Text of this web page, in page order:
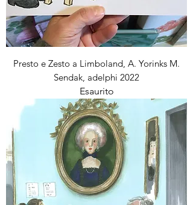
Presto e Zesto a Limboland, A. Yorinks M.
Sendak, adelphi 2022
Esaurito